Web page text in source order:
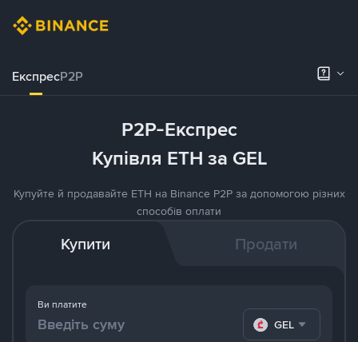
ЕкспресP2P
P2P-Експрес
Купівля ETH за GEL
Купуйте й продавайте ETH на Binance P2P за допомогою різних
способів оплати
Купити Продати
Ви платите
GEL